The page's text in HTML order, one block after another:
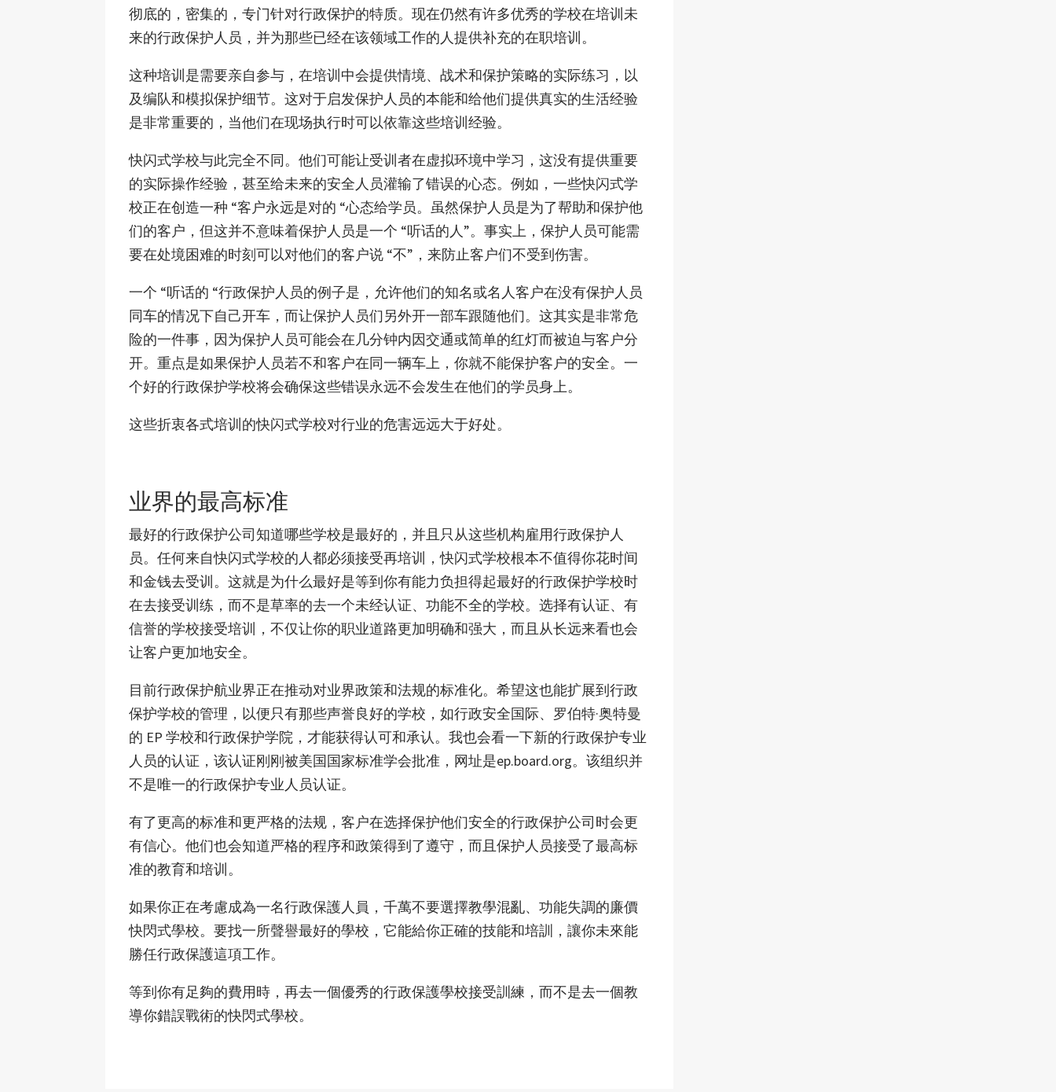
彻底的，密集的，专门针对行政保护的特质。现在仍然有许多优秀的学校在培训未
来的行政保护人员，并为那些已经在该领域工作的人提供补充的在职培训。
这种培训是需要亲自参与，在培训中会提供情境、战术和保护策略的实际练习，以
及编队和模拟保护细节。这对于启发保护人员的本能和给他们提供真实的生活经验
是非常重要的，当他们在现场执行时可以依靠这些培训经验。
快闪式学校与此完全不同。他们可能让受训者在虚拟环境中学习，这没有提供重要
的实际操作经验，甚至给未来的安全人员灌输了错误的心态。例如，一些快闪式学
校正在创造一种 “客户永远是对的 “心态给学员。虽然保护人员是为了帮助和保护他
们的客户，但这并不意味着保护人员是一个 “听话的人”。事实上，保护人员可能需
要在处境困难的时刻可以对他们的客户说 “不”，来防止客户们不受到伤害。
一个 “听话的 “行政保护人员的例子是，允许他们的知名或名人客户在没有保护人员
同车的情况下自己开车，而让保护人员们另外开一部车跟随他们。这其实是非常危
险的一件事，因为保护人员可能会在几分钟内因交通或简单的红灯而被迫与客户分
开。重点是如果保护人员若不和客户在同一辆车上，你就不能保护客户的安全。一
个好的行政保护学校将会确保这些错误永远不会发生在他们的学员身上。
这些折衷各式培训的快闪式学校对行业的危害远远大于好处。
业界的最高标准
最好的行政保护公司知道哪些学校是最好的，并且只从这些机构雇用行政保护人
员。任何来自快闪式学校的人都必须接受再培训，快闪式学校根本不值得你花时间
和金钱去受训。这就是为什么最好是等到你有能力负担得起最好的行政保护学校时
在去接受训练，而不是草率的去一个未经认证、功能不全的学校。选择有认证、有
信誉的学校接受培训，不仅让你的职业道路更加明确和强大，而且从长远来看也会
让客户更加地安全。
目前行政保护航业界正在推动对业界政策和法规的标准化。希望这也能扩展到行政
保护学校的管理，以便只有那些声誉良好的学校，如行政安全国际、罗伯特·奥特曼
的 EP 学校和行政保护学院，才能获得认可和承认。我也会看一下新的行政保护专业
人员的认证，该认证刚刚被美国国家标准学会批准，网址是ep.board.org。该组织并
不是唯一的行政保护专业人员认证。
有了更高的标准和更严格的法规，客户在选择保护他们安全的行政保护公司时会更
有信心。他们也会知道严格的程序和政策得到了遵守，而且保护人员接受了最高标
准的教育和培训。
如果你正在考慮成為一名行政保護人員，千萬不要選擇教學混亂、功能失調的廉價
快閃式學校。要找一所聲譽最好的學校，它能給你正確的技能和培訓，讓你未來能
勝任行政保護這項工作。
等到你有足夠的費用時，再去一個優秀的行政保護學校接受訓練，而不是去一個教
導你錯誤戰術的快閃式學校。